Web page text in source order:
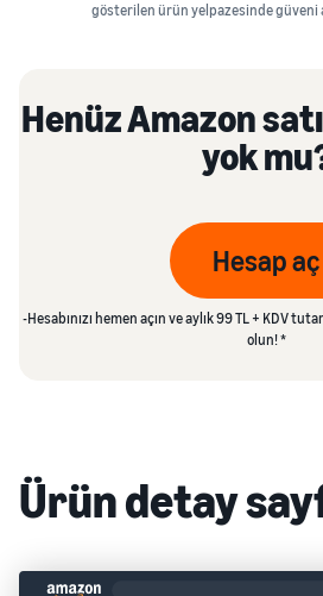
gösterilen ürün yelpazesinde güveni
Henüz Amazon
yok
Hesap aç
-Hesabınızı hemen açın ve aylık 99 TL + KDV
olun! *
Ürün detay